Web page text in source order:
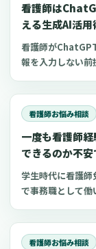
看護師は
える生成AI活用
看護師が
報を入力しない前
看護師お悩み相談
一度も看護師
できるのか不
学生時代に看護
で事務職として働
う気持ちがあり
ら今しかない」と
看護師お悩み相談